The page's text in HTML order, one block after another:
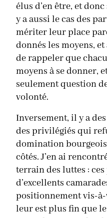
élus d’en être, et
y a aussi le cas des
mériter leur place
donnés les moyens,
de rappeler que
moyens à se donner,
seulement question
volonté.
Inversement, il y a
des privilégiés qui
domination
côtés. J’en ai
terrain des luttes :
d’excellents
positionnement vis-à-
leur est plus fin que